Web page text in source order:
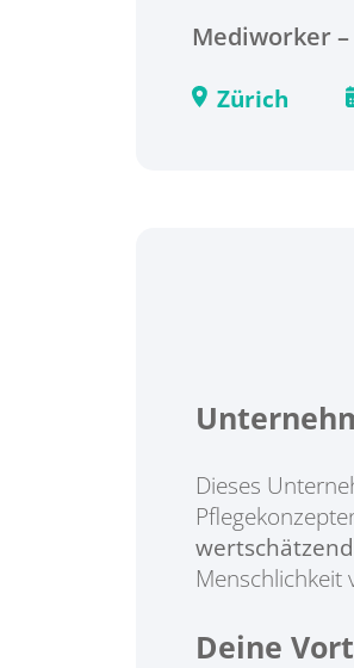
Mediworker
Zürich
Dieses
Menschlichkeit
Deine